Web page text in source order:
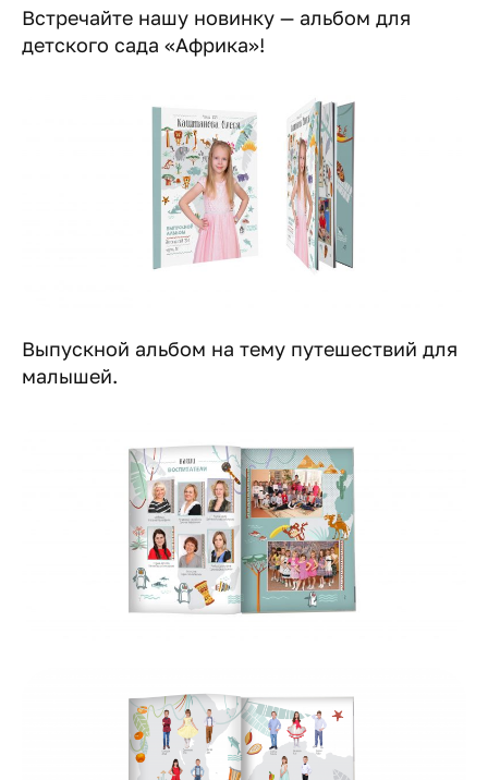
Встречайте нашу новинку — альбом для
детского сада «Африка»!
Выпускной альбом на тему путешествий для
малышей.